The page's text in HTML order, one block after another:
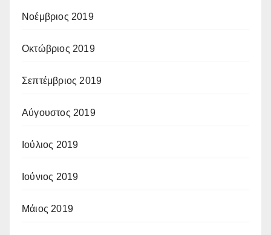
Νοέμβριος 2019
Οκτώβριος 2019
Σεπτέμβριος 2019
Αύγουστος 2019
Ιούλιος 2019
Ιούνιος 2019
Μάιος 2019